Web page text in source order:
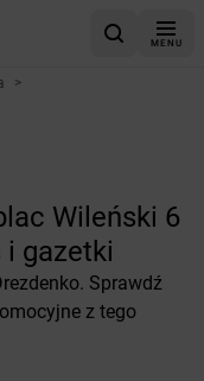
MENU
>
Wileński 6
i gazetki
Sprawdź
z tego